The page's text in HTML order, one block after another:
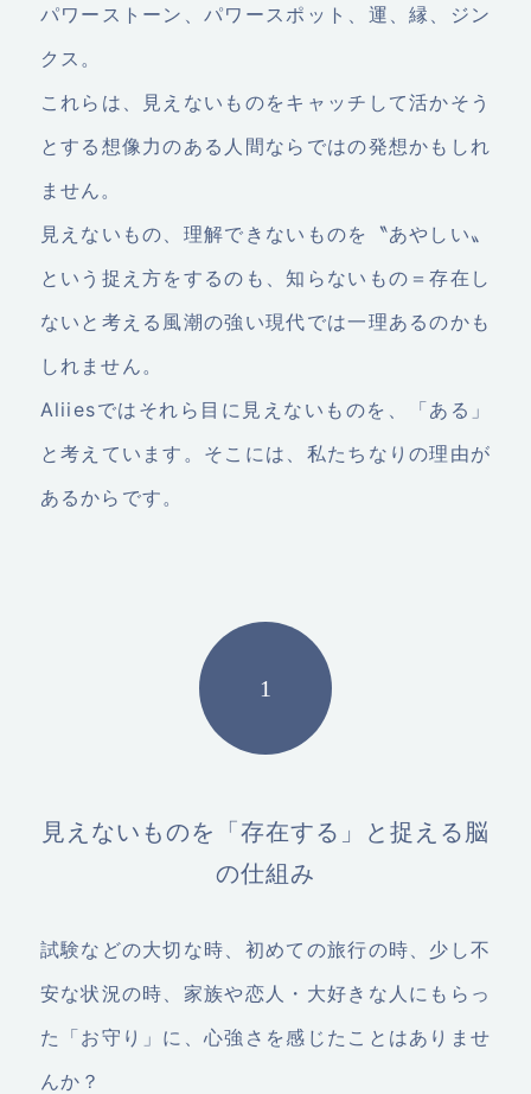
パワーストーン、パワースポット、運、縁、ジン
クス。
これらは、見えないものをキャッチして活かそう
とする想像力のある人間ならではの発想かもしれ
ません。
見えないもの、理解できないものを〝あやしい〟
という捉え方をするのも、知らないもの＝存在し
ないと考える風潮の強い現代では一理あるのかも
しれません。
Aliiesではそれら目に見えないものを、「ある」
と考えています。そこには、私たちなりの理由が
あるからです。
見えないものを「存在する」と捉える脳
の仕組み
試験などの大切な時、初めての旅行の時、少し不
安な状況の時、家族や恋人・大好きな人にもらっ
た「お守り」に、心強さを感じたことはありませ
んか？